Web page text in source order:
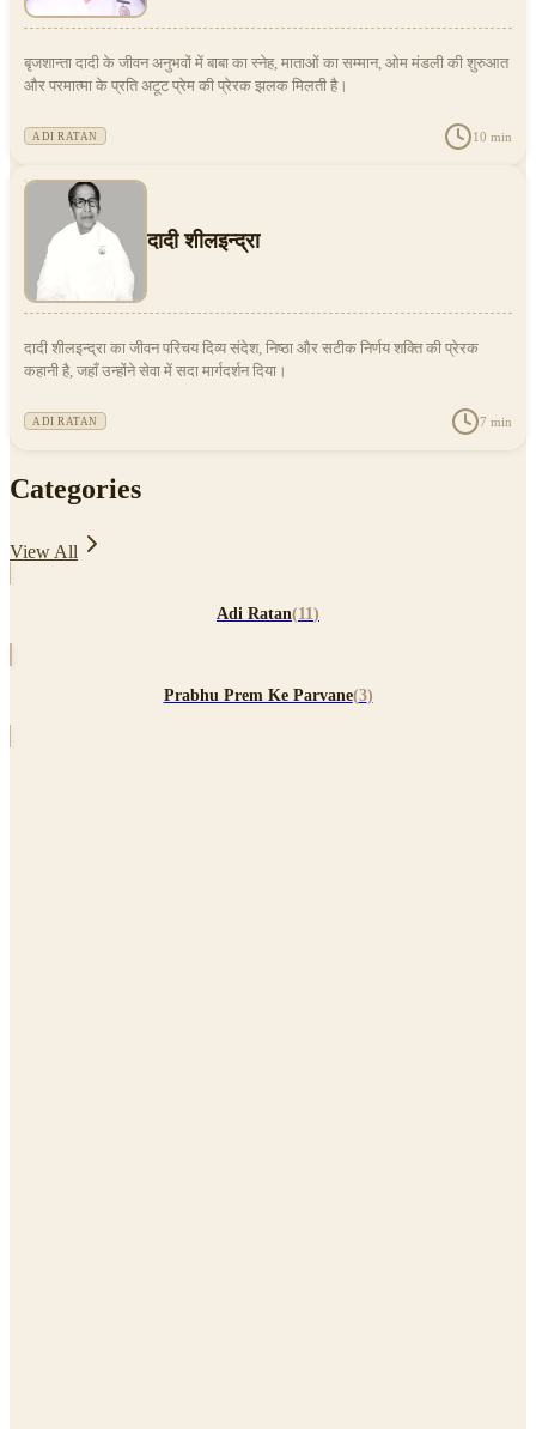
बृजशान्ता दादी के जीवन अनुभवों में बाबा का स्नेह, माताओं का सम्मान, ओम मंडली की शुरुआत
और परमात्मा के प्रति अटूट प्रेम की प्रेरक झलक मिलती है।
ADI RATAN 10 min
दादी शीलइन्द्रा
दादी शीलइन्द्रा का जीवन परिचय दिव्य संदेश, निष्ठा और सटीक निर्णय शक्ति की प्रेरक
कहानी है, जहाँ उन्होंने सेवा में सदा मार्गदर्शन दिया।
ADI RATAN 7 min
Categories
View All
Adi Ratan(11)
Prabhu Prem Ke Parvane(3)